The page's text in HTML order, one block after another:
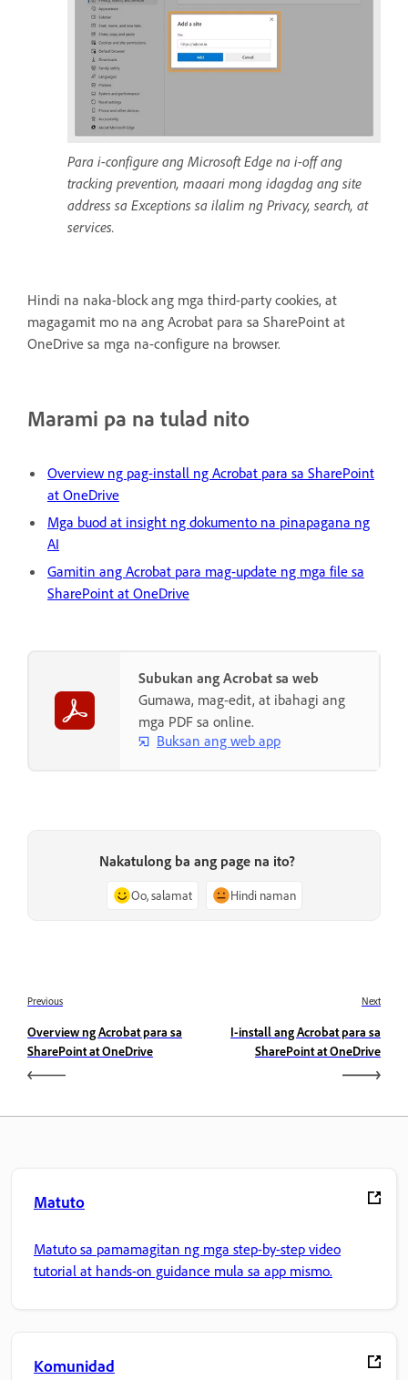
Para i-configure ang Microsoft Edge na i-off ang
tracking prevention, maaari mong idagdag ang site
address sa Exceptions sa ilalim ng Privacy, search, at
services.
Hindi na naka-block ang mga third-party cookies, at
magagamit mo na ang Acrobat para sa SharePoint at
OneDrive sa mga na-configure na browser.
Marami pa na tulad nito
Overview ng pag-install ng Acrobat para sa SharePoint
at OneDrive
Mga buod at insight ng dokumento na pinapagana ng
AI
Gamitin ang Acrobat para mag-update ng mga file sa
SharePoint at OneDrive
Subukan ang Acrobat sa web
Gumawa, mag-edit, at ibahagi ang
mga PDF sa online.
Buksan ang web app
Nakatulong ba ang page na ito?
Oo, salamat Hindi naman
Previous
Overview ng Acrobat para sa
SharePoint at OneDrive
Next
I-install ang Acrobat para sa
SharePoint at OneDrive
Matuto
Matuto sa pamamagitan ng mga step-by-step video
tutorial at hands-on guidance mula sa app mismo.
Komunidad